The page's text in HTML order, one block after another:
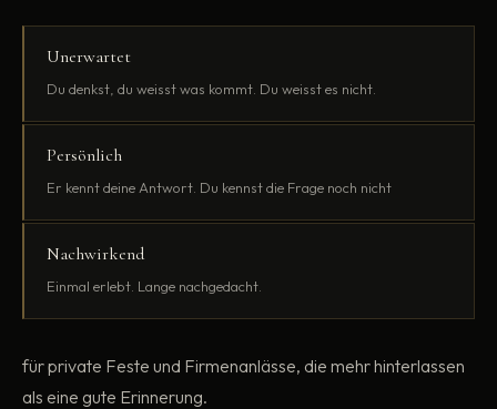
Unerwartet
Du denkst, du weisst was kommt. Du weisst es nicht.
Persönlich
Er kennt deine Antwort. Du kennst die Frage noch nicht
Nachwirkend
Einmal erlebt. Lange nachgedacht.
für private Feste und Firmenanlässe, die mehr hinterlassen
als eine gute Erinnerung.